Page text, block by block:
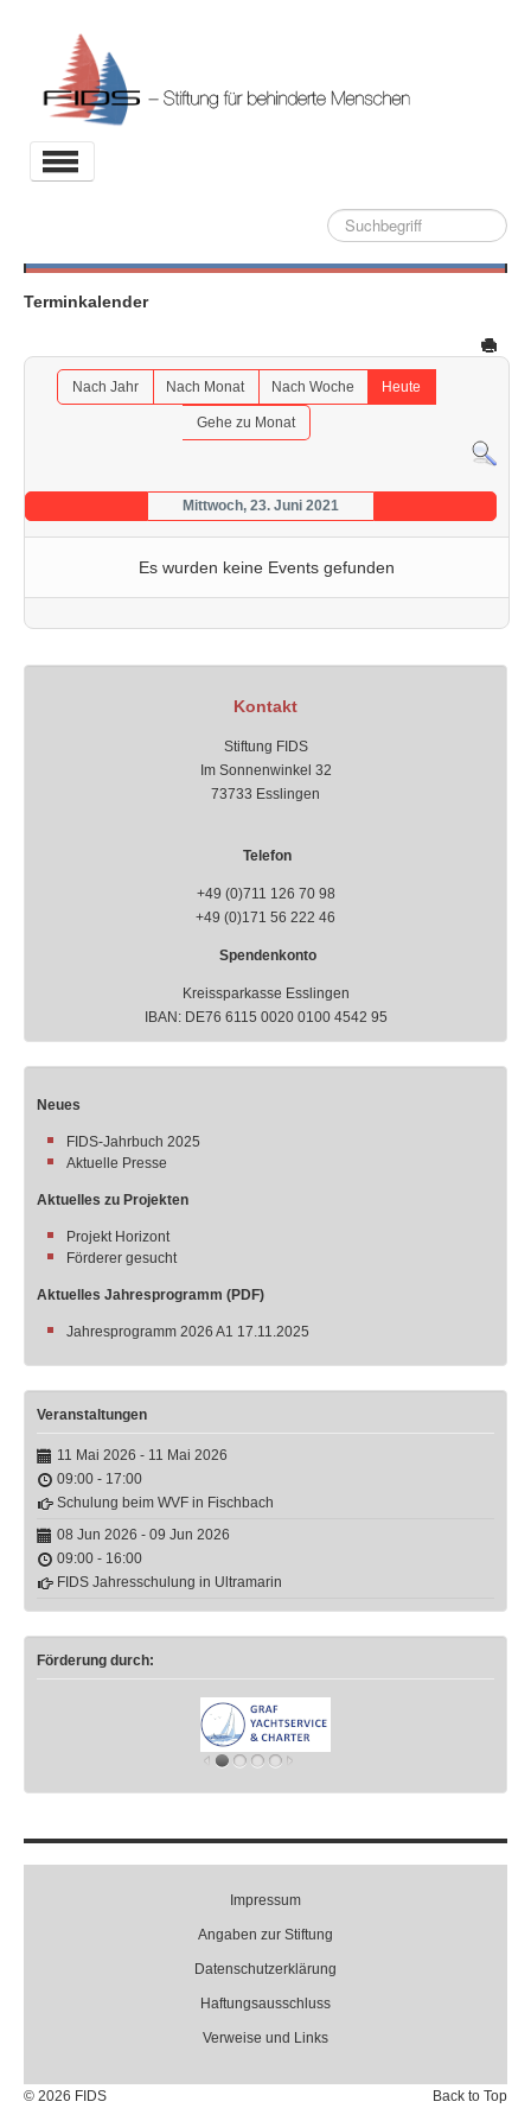
Toggle
Navigation
Stiftung
Kontakt
Suche
Terminkalender
Nach Jahr Nach Monat Nach Woche Heute
Gehe zu Monat
Mittwoch, 23. Juni 2021
Es wurden keine Events gefunden
Kontakt
Stiftung FIDS
Im Sonnenwinkel 32
73733 Esslingen
Telefon
+49 (0)711 126 70 98
+49 (0)171 56 222 46
Spendenkonto
Kreissparkasse Esslingen
IBAN: DE76 6115 0020 0100 4542 95
Neues
FIDS-Jahrbuch 2025
Aktuelle Presse
Aktuelles zu Projekten
Projekt Horizont
Förderer gesucht
Aktuelles Jahresprogramm (PDF)
Jahresprogramm 2026 A1 17.11.2025
Veranstaltungen
11 Mai 2026 - 11 Mai 2026
09:00 - 17:00
Schulung beim WVF in Fischbach
08 Jun 2026 - 09 Jun 2026
09:00 - 16:00
FIDS Jahresschulung in Ultramarin
Förderung durch:
Impressum
Angaben zur Stiftung
Datenschutzerklärung
Haftungsausschluss
Verweise und Links
Back to Top
© 2026 FIDS